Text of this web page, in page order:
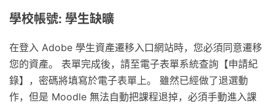
學校帳號: 學生缺曠
在登入 Adobe 學生資產遷移入口網站時，您必須同意遷移
您的資產。 表單完成後，請至電子表單系統查詢【申請紀
錄】，密碼將填寫於電子表單上。 雖然已經做了退選動
作，但是 Moodle 無法自動把課程退掉，必須手動進入課